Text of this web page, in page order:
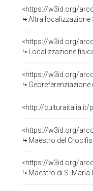
<https://w3id.org/
Altra localizzazione
<https://w3id.org/
Localizzazione
<https://w3id.org/
Georeferenziazione
<http://culturaitalia.it/
<https://w3id.org/
Maestro del
<https://w3id.org/
Maestro di S. Maria